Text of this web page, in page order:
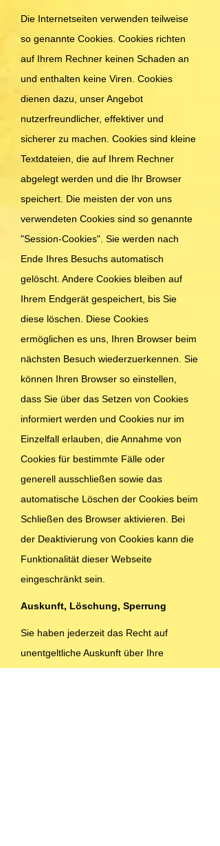
Die Internetseiten verwenden teilweise
so genannte Cookies. Cookies richten
auf Ihrem Rechner keinen Schaden an
und enthalten keine Viren. Cookies
dienen dazu, unser Angebot
nutzerfreundlicher, effektiver und
sicherer zu machen. Cookies sind kleine
Textdateien, die auf Ihrem Rechner
abgelegt werden und die Ihr Browser
speichert. Die meisten der von uns
verwendeten Cookies sind so genannte
"Session-Cookies". Sie werden nach
Ende Ihres Besuchs automatisch
gelöscht. Andere Cookies bleiben auf
Ihrem Endgerät gespeichert, bis Sie
diese löschen. Diese Cookies
ermöglichen es uns, Ihren Browser beim
nächsten Besuch wiederzuerkennen. Sie
können Ihren Browser so einstellen,
dass Sie über das Setzen von Cookies
informiert werden und Cookies nur im
Einzelfall erlauben, die Annahme von
Cookies für bestimmte Fälle oder
generell ausschließen sowie das
automatische Löschen der Cookies beim
Schließen des Browser aktivieren. Bei
der Deaktivierung von Cookies kann die
Funktionalität dieser Webseite
eingeschränkt sein.
Auskunft, Löschung, Sperrung
Sie haben jederzeit das Recht auf
unentgeltliche Auskunft über Ihre